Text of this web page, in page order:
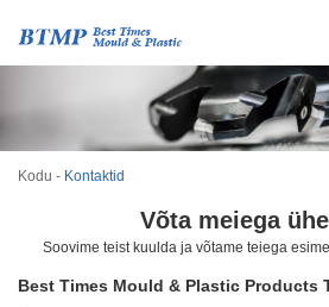
Kodu - Kontaktid
Võta meiega
Soovime teist kuulda ja võtame teiega
Best Times Mould & Plastic Products